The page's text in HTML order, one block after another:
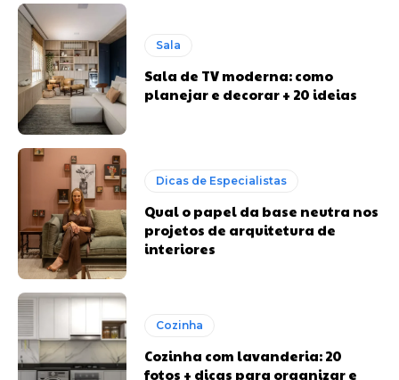
Sala
Sala de TV moderna: como
planejar e decorar + 20 ideias
Dicas de Especialistas
Qual o papel da base neutra nos
projetos de arquitetura de
interiores
Cozinha
Cozinha com lavanderia: 20
fotos + dicas para organizar e